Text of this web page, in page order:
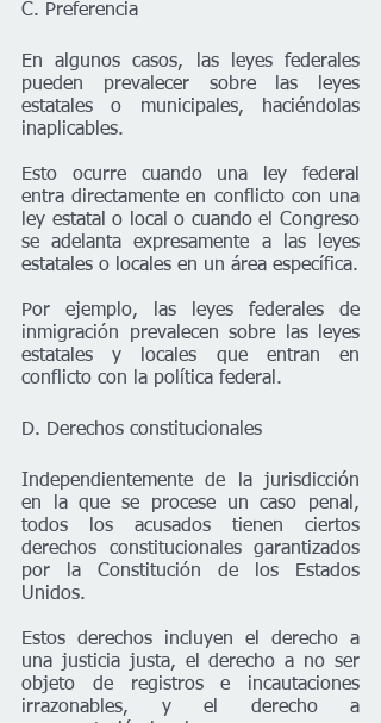
C. Preferencia
En algunos casos, las leyes federales
pueden prevalecer sobre las leyes
estatales o municipales, haciéndolas
inaplicables.
Esto ocurre cuando una ley federal
entra directamente en conflicto con una
ley estatal o local o cuando el Congreso
se adelanta expresamente a las leyes
estatales o locales en un área específica.
Por ejemplo, las leyes federales de
inmigración prevalecen sobre las leyes
estatales y locales que entran en
conflicto con la política federal.
D. Derechos constitucionales
Independientemente de la jurisdicción
en la que se procese un caso penal,
todos los acusados tienen ciertos
derechos constitucionales garantizados
por la Constitución de los Estados
Unidos.
Estos derechos incluyen el derecho a
una justicia justa, el derecho a no ser
objeto de registros e incautaciones
irrazonables, y el derecho a